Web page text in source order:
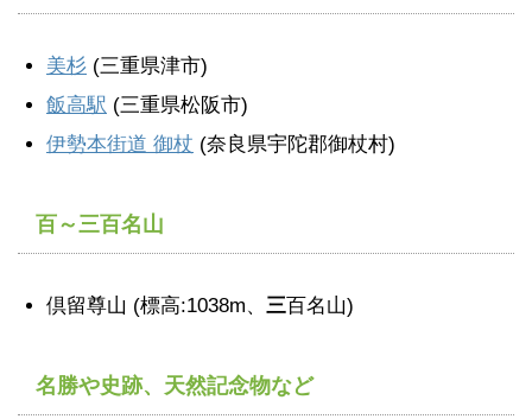
美杉 (三重県津市)
飯高駅 (三重県松阪市)
伊勢本街道 御杖 (奈良県宇陀郡御杖村)
百～三百名山
倶留尊山 (標高:1038m、 三百名山)
名勝や史跡、天然記念物など